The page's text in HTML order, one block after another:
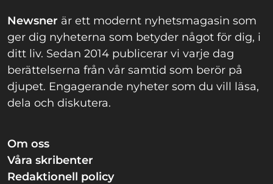
Newsner är ett modernt nyhetsmagasin som
ger dig nyheterna som betyder något för dig, i
ditt liv. Sedan 2014 publicerar vi varje dag
berättelserna från vår samtid som berör på
djupet. Engagerande nyheter som du vill läsa,
dela och diskutera.
Om oss
Våra skribenter
Redaktionell policy